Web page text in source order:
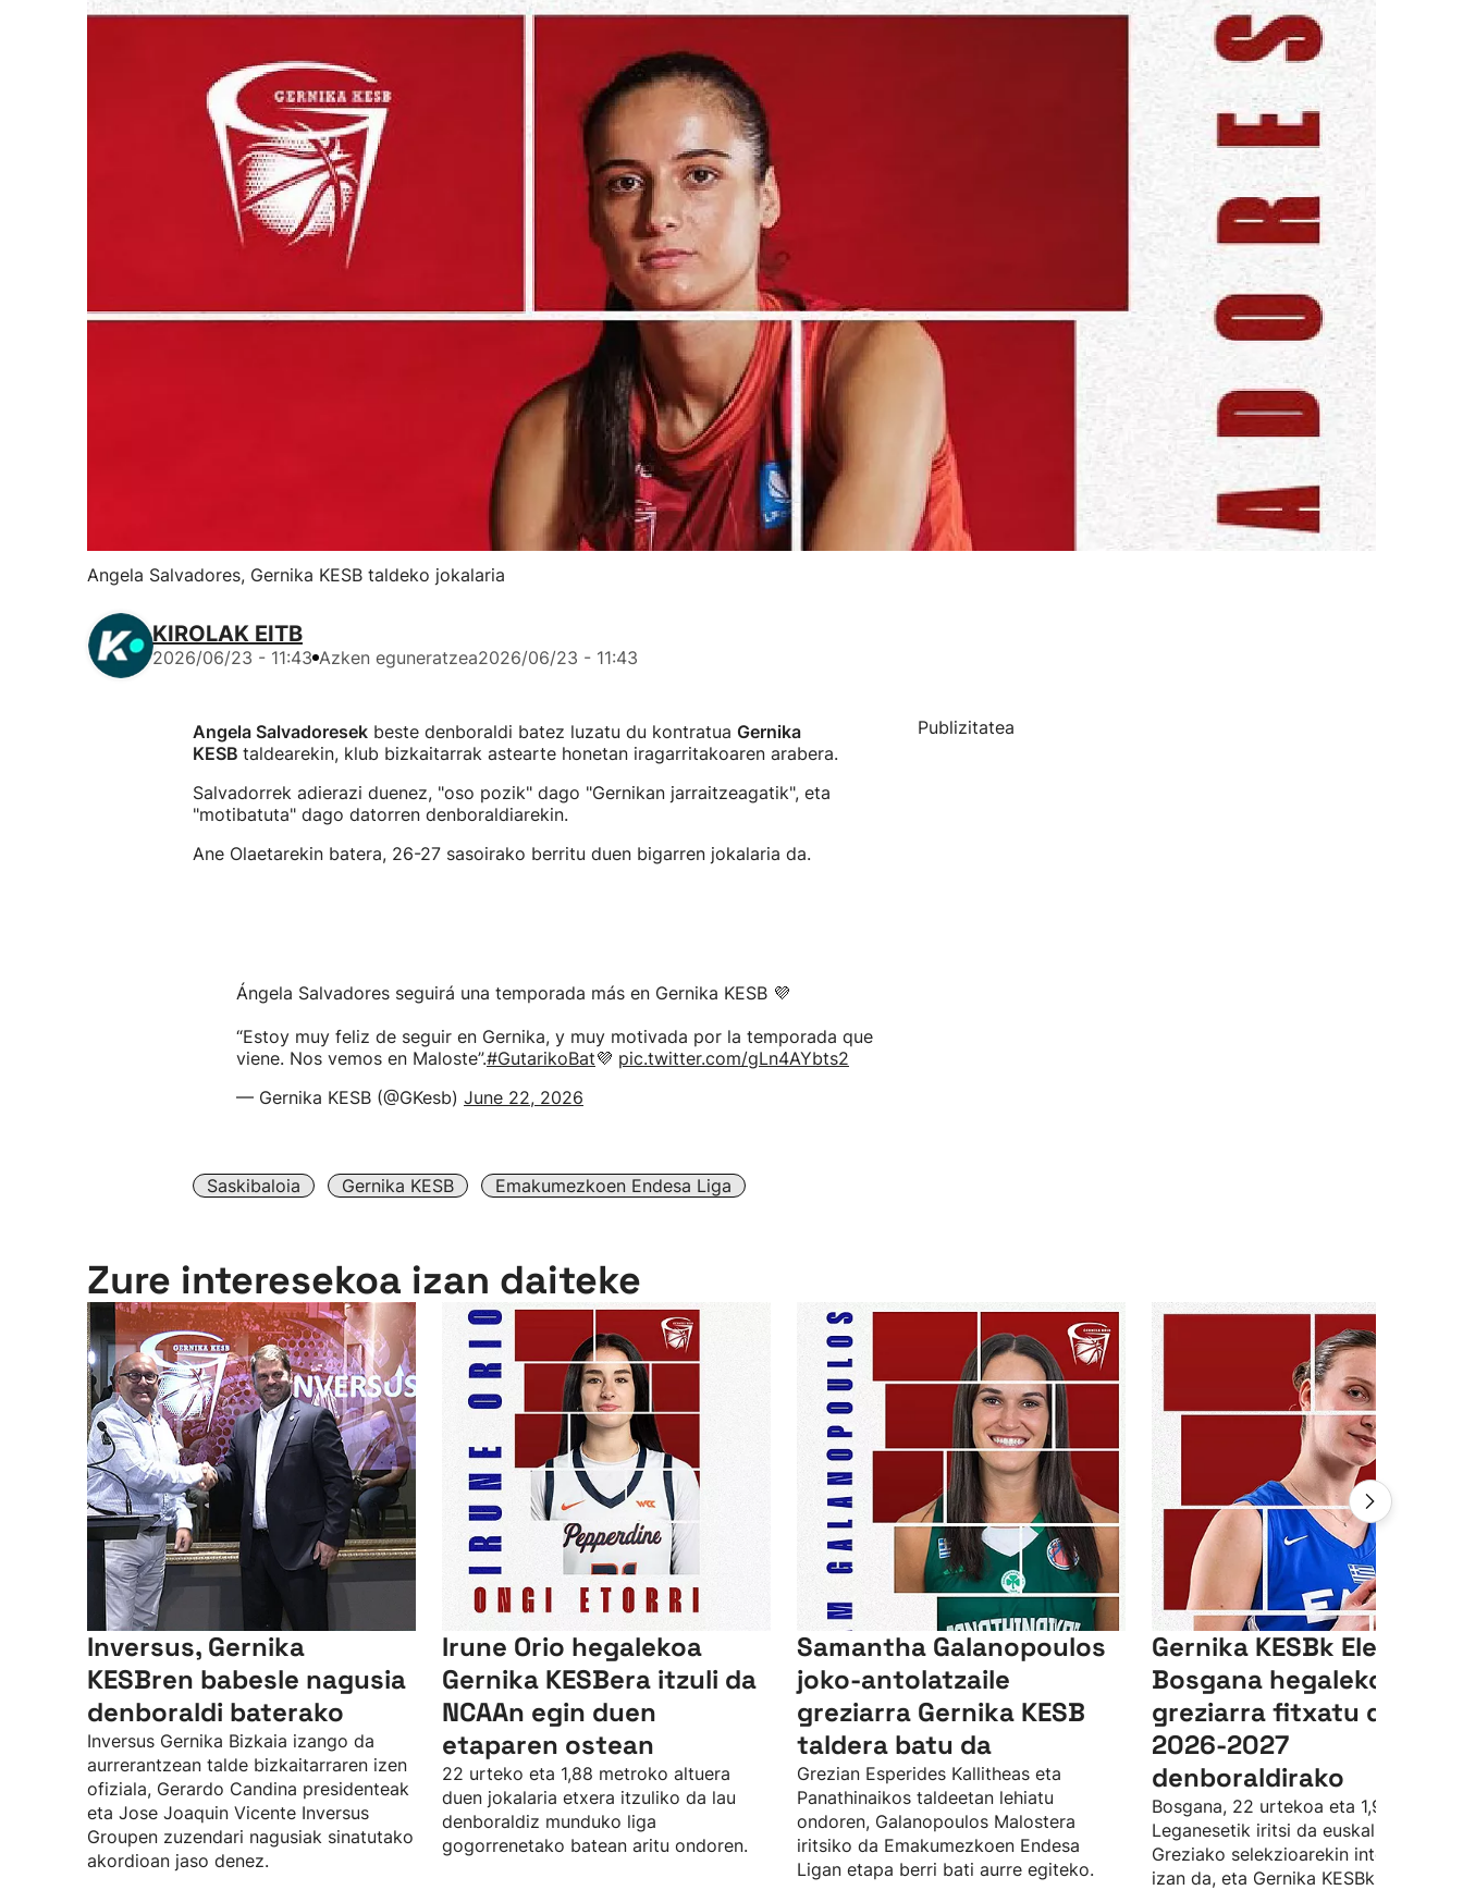
Angela Salvadores, Gernika KESB taldeko jokalaria
KIROLAK EITB
2026/06/23 - 11:43 Azken eguneratzea2026/06/23 - 11:43
Angela Salvadoresek beste denboraldi batez luzatu du kontratua Gernika
KESB taldearekin, klub bizkaitarrak astearte honetan iragarritakoaren arabera.
Salvadorrek adierazi duenez, "oso pozik" dago "Gernikan jarraitzeagatik", eta
"motibatuta" dago datorren denboraldiarekin.
Ane Olaetarekin batera, 26-27 sasoirako berritu duen bigarren jokalaria da.
Ángela Salvadores seguirá una temporada más en Gernika KESB 💜
“Estoy muy feliz de seguir en Gernika, y muy motivada por la temporada que
viene. Nos vemos en Maloste”.#GutarikoBat💜 pic.twitter.com/gLn4AYbts2
— Gernika KESB (@GKesb) June 22, 2026
Saskibaloia Gernika KESB Emakumezkoen Endesa Liga
Publizitatea
Zure interesekoa izan daiteke
Inversus, Gernika
KESBren babesle nagusia
denboraldi baterako
Inversus Gernika Bizkaia izango da
aurrerantzean talde bizkaitarraren izen
ofiziala, Gerardo Candina presidenteak
eta Jose Joaquin Vicente Inversus
Groupen zuzendari nagusiak sinatutako
akordioan jaso denez.
Irune Orio hegalekoa
Gernika KESBera itzuli da
NCAAn egin duen
etaparen ostean
22 urteko eta 1,88 metroko altuera
duen jokalaria etxera itzuliko da lau
denboraldiz munduko liga
gogorrenetako batean aritu ondoren.
Samantha Galanopoulos
joko-antolatzaile
greziarra Gernika KESB
taldera batu da
Grezian Esperides Kallitheas eta
Panathinaikos taldeetan lehiatu
ondoren, Galanopoulos Malostera
iritsiko da Emakumezkoen Endesa
Ligan etapa berri bati aurre egiteko.
Gernika KESBk Elena
Bosgana hegaleko
greziarra fitxatu du,
2026-2027
denboraldirako
Bosgana, 22 urtekoa eta 1,90ekoa
Leganesetik iritsi da euskal taldera.
Greziako selekzioarekin
izan da, eta Gernika KESBk espero du